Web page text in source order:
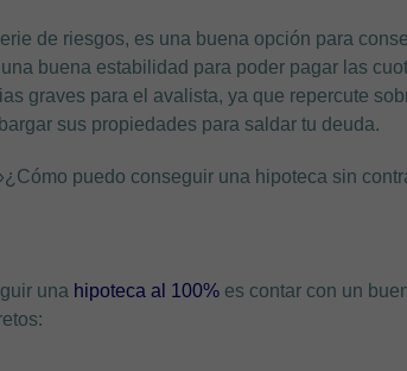
de riesgos, es una buena opción para
buena estabilidad para poder pagar las
graves para el avalista, ya que repercute
sus propiedades para saldar tu deuda.
puedo conseguir una hipoteca sin
una hipoteca al 100% es contar con un